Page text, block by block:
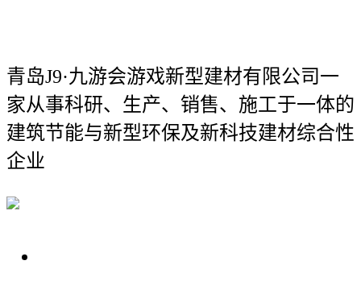
青岛J9·九游会游戏新型建材有限公司一
家从事科研、生产、销售、施工于一体的
建筑节能与新型环保及新科技建材综合性
企业